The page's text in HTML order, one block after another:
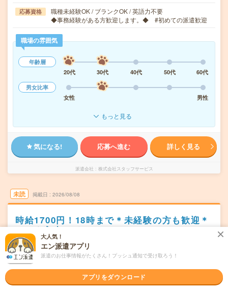
応募資格
職種未経験OK / ブランクOK / 英語力不要
◆事務経験がある方歓迎します。◆ #初めての派遣歓迎
職場の雰囲気
年齢層
20代
30代 40代 50代
60代
男女比率
女性
男性
もっと見る
気になる! 応募へ進む 詳しく見る
派遣会社 株式会社スタッフサービス
未読 掲載日 2026/08/08
時給1700円！18時まで＊未経験の方も歓迎＊
データ入力メイン
職種未経験OK 交通費別途支給あり
派遣
東京都中央区
新富町(東京都)駅から徒歩3分／築地駅から徒歩6分
大人気！
エン派遣アプリ
派遣のお仕事情報がたくさん！プッシュ通知で受け取ろう！
アプリをダウンロード